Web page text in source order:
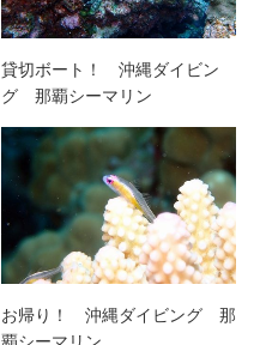
貸切ボート！ 沖縄ダイビン
グ 那覇シーマリン
お帰り！ 沖縄ダイビング 那
覇シーマリン